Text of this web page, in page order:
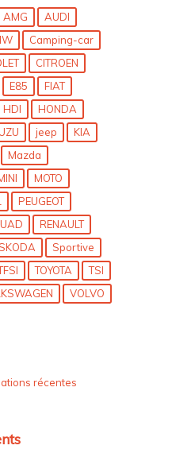
AMG
AUDI
Camping-car
CITROEN
E85
FIAT
HDI
HONDA
jeep
KIA
Mazda
MOTO
PEUGEOT
RENAULT
Sportive
TOYOTA
TSI
VOLVO
récentes